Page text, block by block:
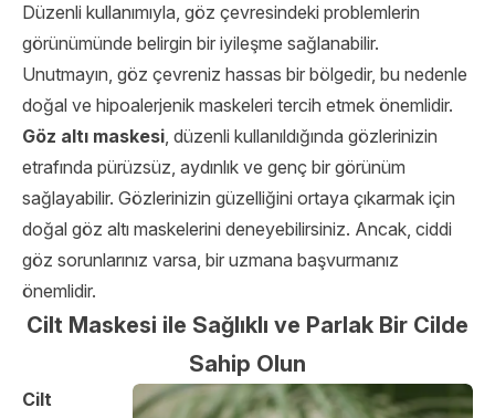
Düzenli kullanımıyla, göz çevresindeki problemlerin
görünümünde belirgin bir iyileşme sağlanabilir.
Unutmayın, göz çevreniz hassas bir bölgedir, bu nedenle
doğal ve hipoalerjenik maskeleri tercih etmek önemlidir.
Göz altı maskesi, düzenli kullanıldığında gözlerinizin
etrafında pürüzsüz, aydınlık ve genç bir görünüm
sağlayabilir. Gözlerinizin güzelliğini ortaya çıkarmak için
doğal göz altı maskelerini deneyebilirsiniz. Ancak, ciddi
göz sorunlarınız varsa, bir uzmana başvurmanız
önemlidir.
Cilt Maskesi ile Sağlıklı ve Parlak Bir Cilde
Sahip Olun
Cilt